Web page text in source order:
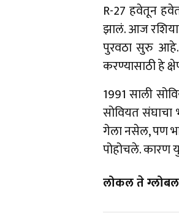
R-27 हवेतून
झालं. आज
पुरवठा सुरु आहे.
करण्यासाठी हे
1991 साली
सोवियत संघाचा
गेला नसेल, पण
पोहोचले. कारण
लोकल ते ग्लोबल